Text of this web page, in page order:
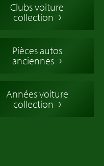
Clubs voiture
collection
Pièces autos
anciennes
Années voiture
collection